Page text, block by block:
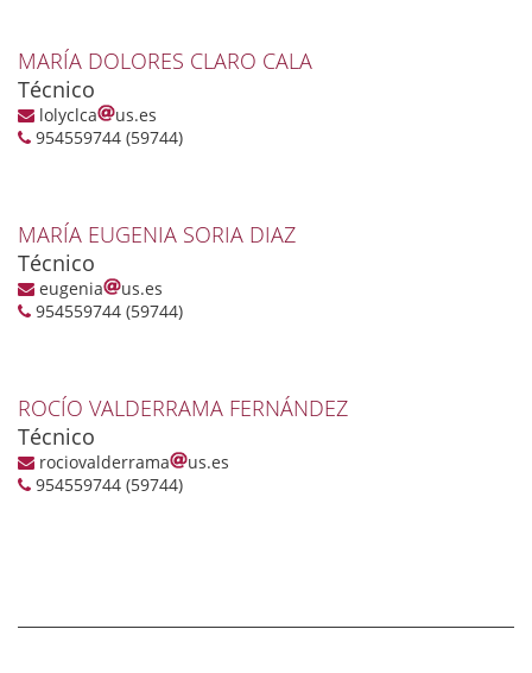
MARÍA DOLORES CLARO CALA
Técnico
lolyclca
us.es
954559744 (59744)
MARÍA EUGENIA SORIA DIAZ
Técnico
eugenia
us.es
954559744 (59744)
ROCÍO VALDERRAMA FERNÁNDEZ
Técnico
rociovalderrama
us.es
954559744 (59744)